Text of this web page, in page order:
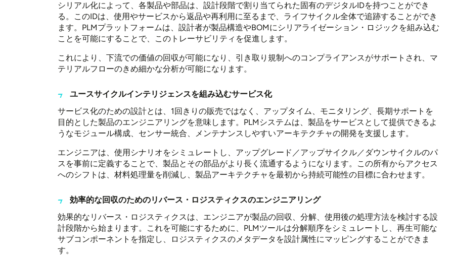
シリアル化によって、各製品や部品は、設計段階で割り当てられた固有のデジタルIDを持つことができ
る。このIDは、使用やサービスから返品や再利用に至るまで、ライフサイクル全体で追跡することができ
ます。PLMプラットフォームは、設計者が製品構造やBOMにシリアライゼーション・ロジックを組み込む
ことを可能にすることで、このトレーサビリティを促進します。
これにより、下流での価値の回収が可能になり、引き取り規制へのコンプライアンスがサポートされ、マ
テリアルフローのきめ細かな分析が可能になります。
ユースサイクルインテリジェンスを組み込むサービス化
サービス化のための設計とは、1回きりの販売ではなく、アップタイム、モニタリング、長期サポートを
目的とした製品のエンジニアリングを意味します。PLMシステムは、製品をサービスとして提供できるよ
うなモジュール構成、センサー統合、メンテナンスしやすいアーキテクチャの開発を支援します。
エンジニアは、使用シナリオをシミュレートし、アップグレード／アップサイクル／ダウンサイクルのパ
スを事前に定義することで、製品とその部品がより長く流通するようになります。この所有からアクセス
へのシフトは、材料処理量を削減し、製品アーキテクチャを最初から持続可能性の目標に合わせます。
効率的な回収のためのリバース・ロジスティクスのエンジニアリング
効果的なリバース・ロジスティクスは、エンジニアが製品の回収、分解、使用後の処理方法を検討する設
計段階から始まります。これを可能にするために、PLMツールは分解順序をシミュレートし、再生可能な
サブコンポーネントを指定し、ロジスティクスのメタデータを設計属性にマッピングすることができま
す。